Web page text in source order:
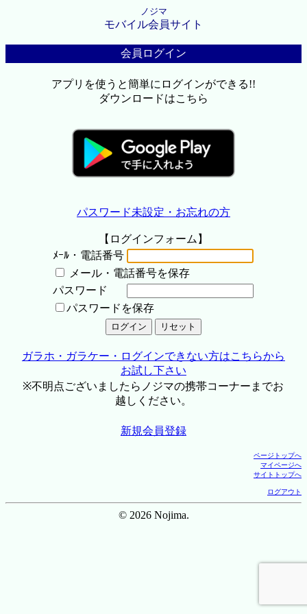
ノジマ
モバイル会員サイト
会員ログイン
アプリを使うと簡単にログインができる!!
ダウンロードはこちら
パスワード未設定・お忘れの方
【ログインフォーム】
ﾒｰﾙ・電話番号
メール・電話番号を保存
パスワード
パスワードを保存
ガラホ・ガラケー・ログインできない方はこちらから
お試し下さい
※不明点ございましたらノジマの携帯コーナーまでお
越しください。
新規会員登録
ページトップへ
マイページへ
サイトトップへ
ログアウト
© 2026 Nojima.